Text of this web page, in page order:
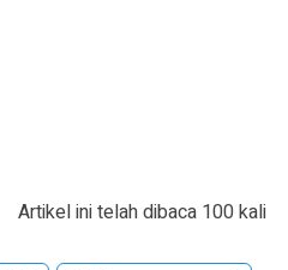
Artikel ini telah dibaca 100 kali